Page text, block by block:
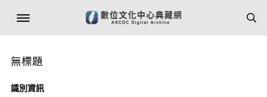
無標題
識別資訊